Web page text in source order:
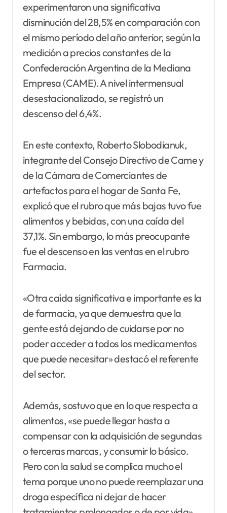
experimentaron una significativa
disminución del 28,5% en comparación con
el mismo período del año anterior, según la
medición a precios constantes de la
Confederación Argentina de la Mediana
Empresa (CAME). A nivel intermensual
desestacionalizado, se registró un
descenso del 6,4%.
En este contexto, Roberto Slobodianuk,
integrante del Consejo Directivo de Came y
de la Cámara de Comerciantes de
artefactos para el hogar de Santa Fe,
explicó que el rubro que más bajas tuvo fue
alimentos y bebidas, con una caída del
37,1%. Sin embargo, lo más preocupante
fue el descenso en las ventas en el rubro
Farmacia.
«Otra caída significativa e importante es la
de farmacia, ya que demuestra que la
gente está dejando de cuidarse por no
poder acceder a todos los medicamentos
que puede necesitar» destacó el referente
del sector.
Además, sostuvo que en lo que respecta a
alimentos, «se puede llegar hasta a
compensar con la adquisición de segundas
o terceras marcas, y consumir lo básico.
Pero con la salud se complica mucho el
tema porque uno no puede reemplazar una
droga específica ni dejar de hacer